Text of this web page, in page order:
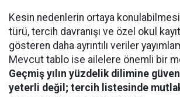
Kesin nedenlerin ortaya konulabilmesi
türü, tercih davranışı ve özel okul
gösteren daha ayrıntılı veriler
Mevcut tablo ise ailelere önemli bir
Geçmiş yılın yüzdelik dilimine
yeterli değil; tercih listesinde